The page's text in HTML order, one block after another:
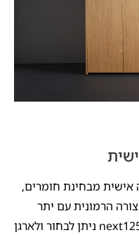
אישית מבחינת חומרים,
הרמונית עם יתר
המטבח. במותג המטבחים הגרמני next125 ניתן לבחור ולארגן